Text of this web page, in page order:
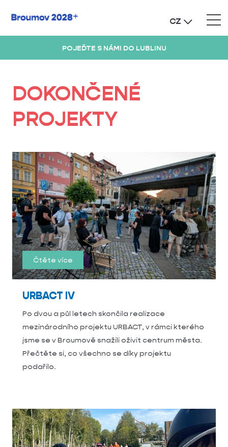
CZ
POJEĎTE S NÁMI DO LUBLINU
DOKONČENÉ
PROJEKTY
Čtěte více
URBACT IV
Po dvou a půl letech skončila realizace
mezinárodního projektu URBACT, v rámci kterého
jsme se v Broumově snažili oživit centrum města.
Přečtěte si, co všechno se díky projektu
podařilo.